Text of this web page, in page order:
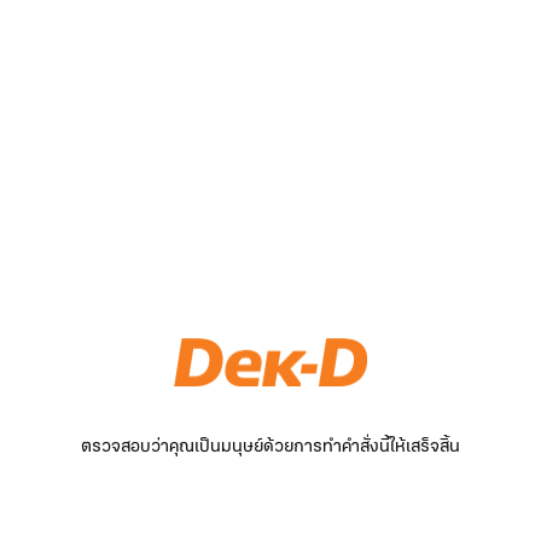
ตรวจสอบว่าคุณเป็นมนุษย์ด้วยการทำคำสั่งนี้ให้เสร็จสิ้น